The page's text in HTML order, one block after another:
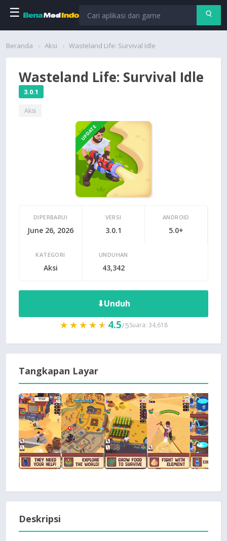
☰
Beranda
Permainan
Beranda Aksi Wasteland Life: Survival Idle
Wasteland Life: Survival Idle
3.0.1
Aksi
UPDATE
DIPERBARUI
June 26, 2026
VERSI
3.0.1
ANDROID
5.0+
KATEGORI
Aksi
UNDUHAN
43,342
⬇Unduh
★★★★★
★★★★★ 4.5/5Suara: 34,618
Tangkapan Layar
Deskripsi